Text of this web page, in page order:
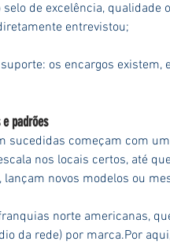
selo de excelência, qualidade
entrevistou;
os encargos
padrões
sucedidas começam com
nos locais certos, até
lançam novos modelos ou
norte americanas,
da rede) por marca.Por